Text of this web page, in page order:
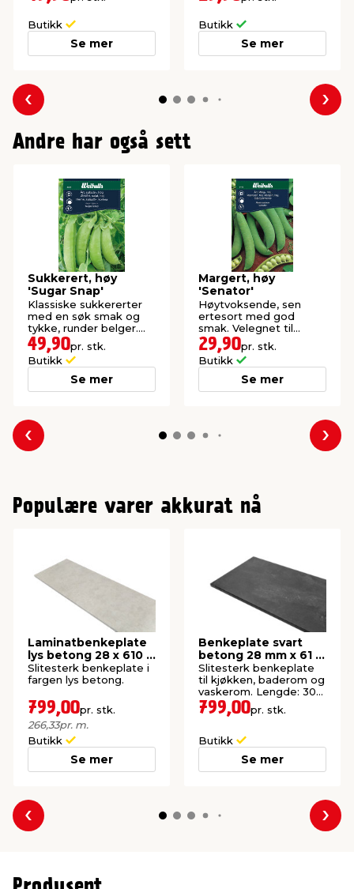
salat.
Butikk
Se mer
Butikk
Se mer
Forrige
Andre har også sett
Sukkerert, høy
'Sugar Snap'
Klassiske sukkererter
med en søk smak og
tykke, runder belger.
Spis som snacks eller i
salat.
49,90pr. stk.
Butikk
Se mer
Margert, høy
'Senator'
Høytvoksende, sen
ertesort med god
smak. Velegnet til
frysing.
29,90pr. stk.
Butikk
Se mer
Forrige
Populære varer akkurat nå
Laminatbenkeplate
lys betong 28 x 610 x
3000 mm
Slitesterk benkeplate i
fargen lys betong.
799,00pr. stk.
266,33pr. m.
Butikk
Se mer
Benkeplate svart
betong 28 mm x 61 x
300 cm
Slitesterk benkeplate
til kjøkken, baderom og
vaskerom. Lengde: 300
cm.
799,00pr. stk.
Butikk
Se mer
Forrige